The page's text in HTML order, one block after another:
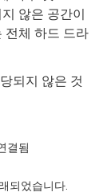
않은 공간이
전체 하드 드라
되지 않은 것
결됨
되었습니다.